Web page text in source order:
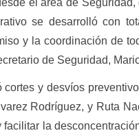
el área de
se desarrolló con
y la coordinación de
de Seguridad,
cortes y desvíos
Rodríguez, y Ruta
facilitar la